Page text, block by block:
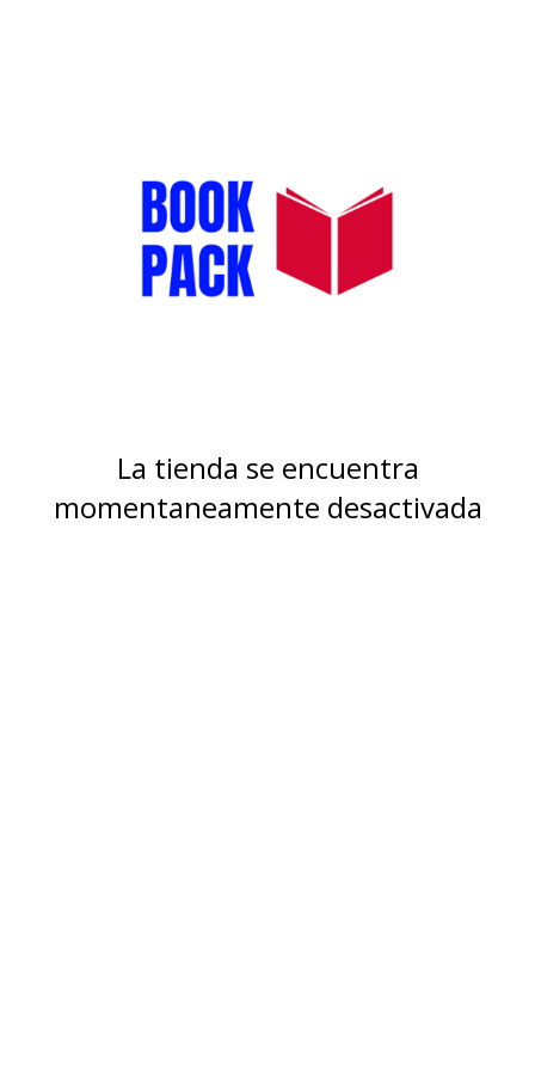
La tienda se encuentra
momentaneamente desactivada